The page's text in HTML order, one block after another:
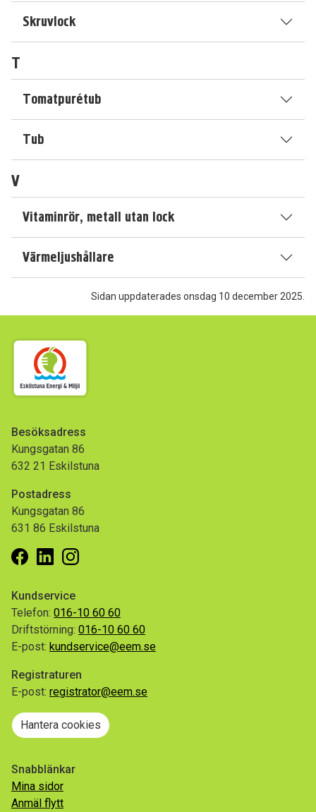
Skruvlock
T
Tomatpurétub
Tub
V
Vitaminrör, metall utan lock
Värmeljushållare
Sidan uppdaterades onsdag 10 december 2025.
Besöksadress
Kungsgatan 86
632 21 Eskilstuna
Postadress
Kungsgatan 86
631 86 Eskilstuna
Facebook
LinkedinInstagram
Kundservice
Telefon: 016-10 60 60
Driftstörning: 016-10 60 60
E-post: kundservice@eem.se
Registraturen
E-post: registrator@eem.se
Hantera cookies
Snabblänkar
Mina sidor
Anmäl flytt